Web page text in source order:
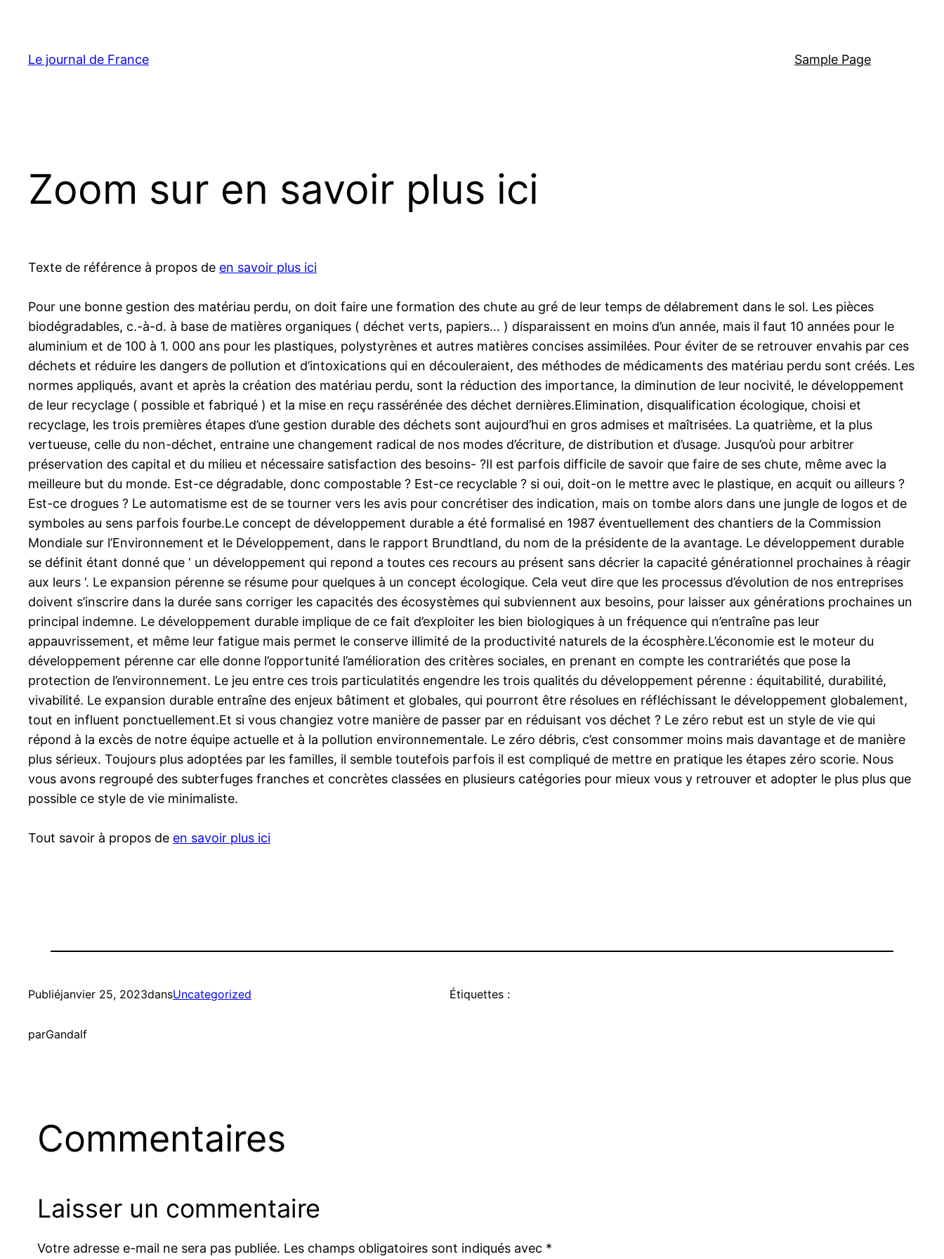
contenu
Le journal de France Sample Page
Zoom sur en savoir plus ici
Texte de référence à propos de en savoir plus ici
Pour une bonne gestion des matériau perdu, on doit faire une formation des chute au gré de leur temps de délabrement dans le sol. Les pièces
biodégradables, c.-à-d. à base de matières organiques ( déchet verts, papiers… ) disparaissent en moins d’un année, mais il faut 10 années pour le
aluminium et de 100 à 1. 000 ans pour les plastiques, polystyrènes et autres matières concises assimilées. Pour éviter de se retrouver envahis par ces
déchets et réduire les dangers de pollution et d’intoxications qui en découleraient, des méthodes de médicaments des matériau perdu sont créés. Les
normes appliqués, avant et après la création des matériau perdu, sont la réduction des importance, la diminution de leur nocivité, le développement
de leur recyclage ( possible et fabriqué ) et la mise en reçu rassérénée des déchet dernières.Elimination, disqualification écologique, choisi et
recyclage, les trois premières étapes d’une gestion durable des déchets sont aujourd’hui en gros admises et maîtrisées. La quatrième, et la plus
vertueuse, celle du non-déchet, entraine une changement radical de nos modes d’écriture, de distribution et d’usage. Jusqu’où pour arbitrer
préservation des capital et du milieu et nécessaire satisfaction des besoins- ?Il est parfois difficile de savoir que faire de ses chute, même avec la
meilleure but du monde. Est-ce dégradable, donc compostable ? Est-ce recyclable ? si oui, doit-on le mettre avec le plastique, en acquit ou ailleurs ?
Est-ce drogues ? Le automatisme est de se tourner vers les avis pour concrétiser des indication, mais on tombe alors dans une jungle de logos et de
symboles au sens parfois fourbe.Le concept de développement durable a été formalisé en 1987 éventuellement des chantiers de la Commission
Mondiale sur l’Environnement et le Développement, dans le rapport Brundtland, du nom de la présidente de la avantage. Le développement durable
se définit étant donné que ‘ un développement qui repond a toutes ces recours au présent sans décrier la capacité générationnel prochaines à réagir
aux leurs ‘. Le expansion pérenne se résume pour quelques à un concept écologique. Cela veut dire que les processus d’évolution de nos entreprises
doivent s’inscrire dans la durée sans corriger les capacités des écosystèmes qui subviennent aux besoins, pour laisser aux générations prochaines un
principal indemne. Le développement durable implique de ce fait d’exploiter les bien biologiques à un fréquence qui n’entraîne pas leur
appauvrissement, et même leur fatigue mais permet le conserve illimité de la productivité naturels de la écosphère.L’économie est le moteur du
développement pérenne car elle donne l’opportunité l’amélioration des critères sociales, en prenant en compte les contrariétés que pose la
protection de l’environnement. Le jeu entre ces trois particulatités engendre les trois qualités du développement pérenne : équitabilité, durabilité,
vivabilité. Le expansion durable entraîne des enjeux bâtiment et globales, qui pourront être résolues en réfléchissant le développement globalement,
tout en influent ponctuellement.Et si vous changiez votre manière de passer par en réduisant vos déchet ? Le zéro rebut est un style de vie qui
répond à la excès de notre équipe actuelle et à la pollution environnementale. Le zéro débris, c’est consommer moins mais davantage et de manière
plus sérieux. Toujours plus adoptées par les familles, il semble toutefois parfois il est compliqué de mettre en pratique les étapes zéro scorie. Nous
vous avons regroupé des subterfuges franches et concrètes classées en plusieurs catégories pour mieux vous y retrouver et adopter le plus plus que
possible ce style de vie minimaliste.
Tout savoir à propos de en savoir plus ici
Publiéjanvier 25, 2023dansUncategorized
parGandalf
Étiquettes :
Commentaires
Laisser un commentaire
Votre adresse e-mail ne sera pas publiée. Les champs obligatoires sont indiqués avec *